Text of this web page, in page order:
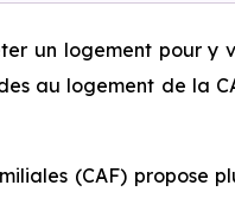
un logement pour
au logement de la
(CAF) propose